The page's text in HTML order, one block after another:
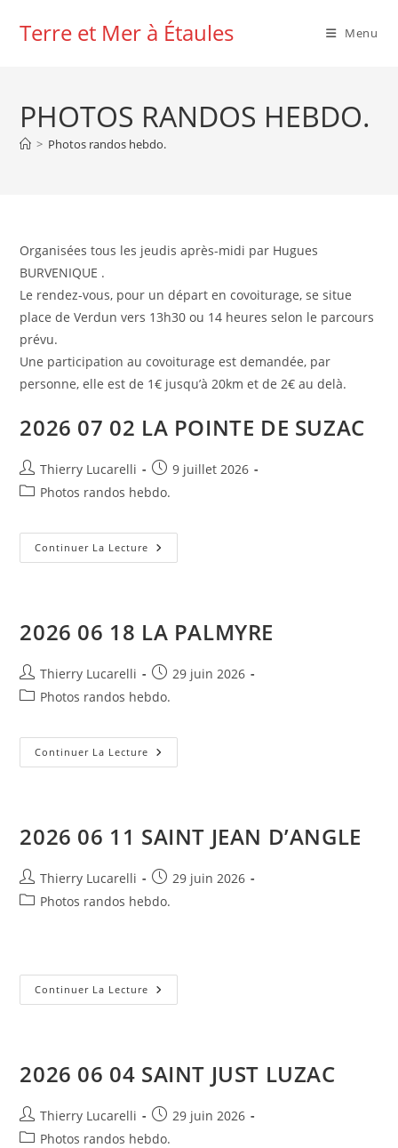
Terre et Mer à Étaules Menu
PHOTOS RANDOS HEBDO.
> Photos randos hebdo.
Organisées tous les jeudis après-midi par Hugues
BURVENIQUE .
Le rendez-vous, pour un départ en covoiturage, se situe
place de Verdun vers 13h30 ou 14 heures selon le parcours
prévu.
Une participation au covoiturage est demandée, par
personne, elle est de 1€ jusqu’à 20km et de 2€ au delà.
2026 07 02 LA POINTE DE SUZAC
Auteur/autrice
de
Thierry Lucarelli
Publication
publiée :
9 juillet 2026
PostPhotos randos hebdo.
Continuer La Lecture 2026
07
SUZAC
2026 06 18 LA PALMYRE
Auteur/autrice
de
Thierry Lucarelli
Publication
publiée :
29 juin 2026
PostPhotos randos hebdo.
Continuer La Lecture 2026
06
2026 06 11 SAINT JEAN D’ANGLE
Auteur/autrice
de
Thierry Lucarelli
Publication
publiée :
29 juin 2026
PostPhotos randos hebdo.
Continuer La Lecture 2026
06
2026 06 04 SAINT JUST LUZAC
Auteur/autrice
de
Thierry Lucarelli
Publication
publiée :
29 juin 2026
PostPhotos randos hebdo.